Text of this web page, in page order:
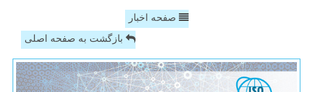
صفحه اخبار
بازگشت به صفحه اصلی